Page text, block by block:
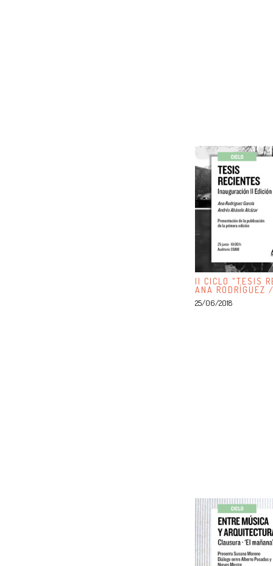
II CICLO "TESIS
ANA RODRÍGUEZ
25/06/2018